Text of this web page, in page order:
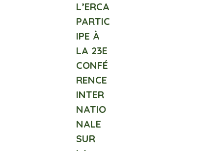
L’ERCA
PARTIC
IPE À
LA 23E
CONFÉ
RENCE
INTER
NATIO
NALE
SUR